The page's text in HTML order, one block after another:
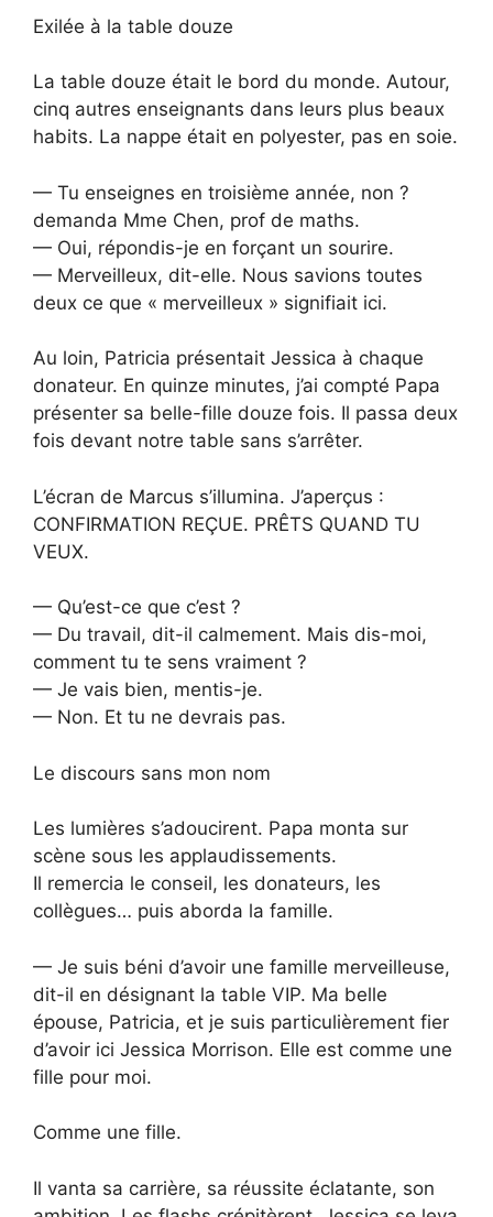
Exilée à la table douze
La table douze était le bord du monde. Autour,
cinq autres enseignants dans leurs plus beaux
habits. La nappe était en polyester, pas en soie.
— Tu enseignes en troisième année, non ?
demanda Mme Chen, prof de maths.
— Oui, répondis-je en forçant un sourire.
— Merveilleux, dit-elle. Nous savions toutes
deux ce que « merveilleux » signifiait ici.
Au loin, Patricia présentait Jessica à chaque
donateur. En quinze minutes, j’ai compté Papa
présenter sa belle-fille douze fois. Il passa deux
fois devant notre table sans s’arrêter.
L’écran de Marcus s’illumina. J’aperçus :
CONFIRMATION REÇUE. PRÊTS QUAND TU
VEUX.
— Qu’est-ce que c’est ?
— Du travail, dit-il calmement. Mais dis-moi,
comment tu te sens vraiment ?
— Je vais bien, mentis-je.
— Non. Et tu ne devrais pas.
Le discours sans mon nom
Les lumières s’adoucirent. Papa monta sur
scène sous les applaudissements.
Il remercia le conseil, les donateurs, les
collègues… puis aborda la famille.
— Je suis béni d’avoir une famille merveilleuse,
dit-il en désignant la table VIP. Ma belle
épouse, Patricia, et je suis particulièrement fier
d’avoir ici Jessica Morrison. Elle est comme une
fille pour moi.
Comme une fille.
Il vanta sa carrière, sa réussite éclatante, son